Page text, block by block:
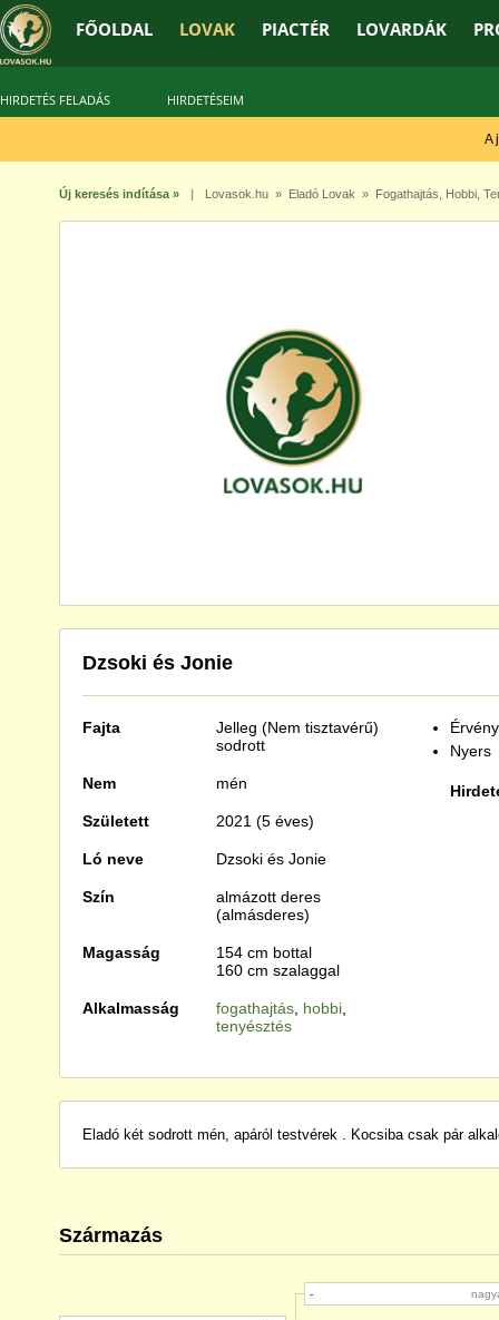
FŐOLDAL LOVAK PIACTÉR LOVARDÁK
HIRDETÉS FELADÁS HIRDETÉSEIM
A
Új keresés indítása » | Lovasok.hu» Eladó Lovak » Fogathajtás Hobbi,
Dzsoki és Jonie
Fajta
Jelleg (Nem tisztavérű)
sodrott
Nem mén
Született 2021 (5 éves)
Ló neve Dzsoki és Jonie
Szín
almázott deres
(almásderes)
Magasság
154 cm bottal
160 cm szalaggal
Alkalmasság fogathajtás, hobbi,
tenyésztés
Nyers
Eladó két sodrott mén, apáról testvérek . Kocsiba csak pár
Származás
-